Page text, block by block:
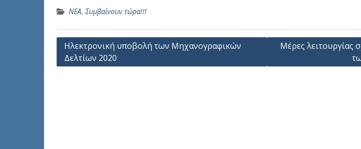
ΝΕΑ,Συμβαίνουν τώρα!!!
Πλοήγηση
άρθρων
Ηλεκτρονική υποβολή των Μηχανογραφικών
Δελτίων 2020
Μέρες λειτουργίας